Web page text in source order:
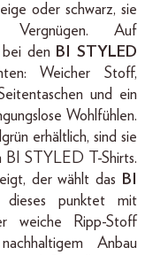
oder schwarz, sie
Vergnügen. Auf
bei den BI STYLED
Weicher Stoff,
und ein
Wohlfühlen.
erhältlich, sind sie
BI STYLED T-Shirts.
der wählt das BI
punktet mit
weiche Ripp-Stoff
Anbau